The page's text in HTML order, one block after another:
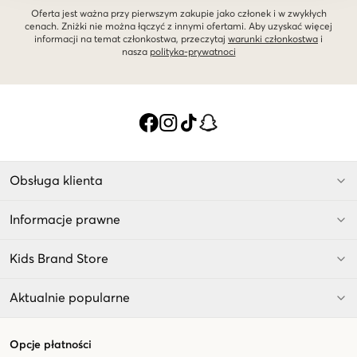
Oferta jest ważna przy pierwszym zakupie jako członek i w zwykłych
cenach. Zniżki nie można łączyć z innymi ofertami. Aby uzyskać więcej
informacji na temat członkostwa, przeczytaj warunki członkostwa i
nasza polityka-prywatnoci
Obsługa klienta
Informacje prawne
Kids Brand Store
Aktualnie popularne
Opcje płatności